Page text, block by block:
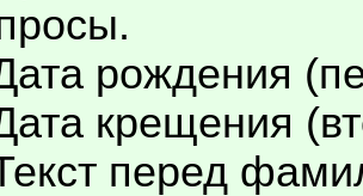
рождения
крещения
перед